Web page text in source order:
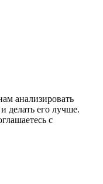
анализировать
делать его лучше.
с